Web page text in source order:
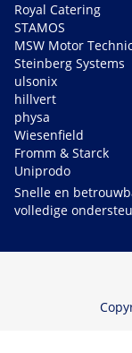
Royal Catering
STAMOS
MSW Motor
Steinberg Systems
ulsonix
hillvert
physa
Wiesenfield
Fromm & Starck
Uniprodo
Snelle en
volledige